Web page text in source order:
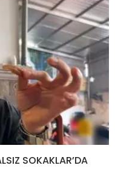
SOKAKLAR’DA